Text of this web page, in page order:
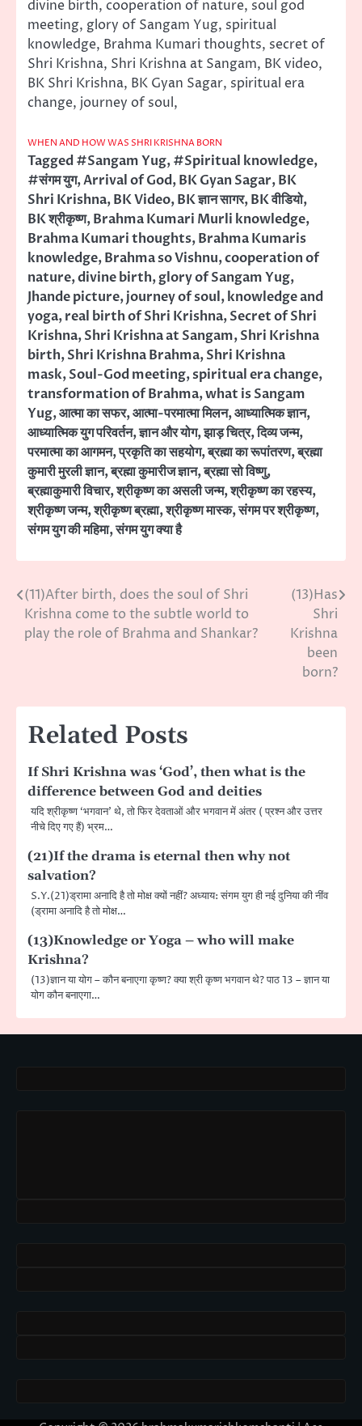
divine birth, cooperation of nature, soul god
meeting, glory of Sangam Yug, spiritual
knowledge, Brahma Kumari thoughts, secret of
Shri Krishna, Shri Krishna at Sangam, BK video,
BK Shri Krishna, BK Gyan Sagar, spiritual era
change, journey of soul,
WHEN AND HOW WAS SHRI KRISHNA BORN
Tagged#Sangam Yug,#Spiritual knowledge,
#संगम युग,Arrival of God,BK Gyan Sagar,BK
Shri Krishna,BK Video,BK ज्ञान सागर,BK वीडियो,
BK श्रीकृष्ण,Brahma Kumari Murli knowledge,
Brahma Kumari thoughts,Brahma Kumaris
knowledge,Brahma so Vishnu,cooperation of
nature,divine birth,glory of Sangam Yug,
Jhande picture,journey of soul,knowledge and
yoga,real birth of Shri Krishna,Secret of Shri
Krishna,Shri Krishna at Sangam,Shri Krishna
birth,Shri Krishna Brahma,Shri Krishna
mask,Soul-God meeting,spiritual era change,
transformation of Brahma,what is Sangam
Yug,आत्मा का सफर,आत्मा-परमात्मा मिलन,आध्यात्मिक ज्ञान,
आध्यात्मिक युग परिवर्तन,ज्ञान और योग,झाड़ चित्र,दिव्य जन्म,
परमात्मा का आगमन,प्रकृति का सहयोग,ब्रह्मा का रूपांतरण,ब्रह्मा
कुमारी मुरली ज्ञान,ब्रह्मा कुमारीज ज्ञान,ब्रह्मा सो विष्णु,
ब्रह्माकुमारी विचार,श्रीकृष्ण का असली जन्म,श्रीकृष्ण का रहस्य,
श्रीकृष्ण जन्म,श्रीकृष्ण ब्रह्मा,श्रीकृष्ण मास्क,संगम पर श्रीकृष्ण,
संगम युग की महिमा,संगम युग क्या है
Post
navigation
(11)After birth, does the soul of Shri
Krishna come to the subtle world to
play the role of Brahma and Shankar?
(13)Has
Shri
Krishna
been
born?
Related Posts
If Shri Krishna was ‘God’, then what is the
difference between God and deities
यदि श्रीकृष्ण ‘भगवान’ थे, तो फिर देवताओं और भगवान में अंतर ( प्रश्न और उत्तर
नीचे दिए गए हैं) भ्रम…
(21)If the drama is eternal then why not
salvation?
S.Y.(21)ड्रामा अनादि है तो मोक्ष क्यों नहीं? अध्याय: संगम युग ही नई दुनिया की नींव
(ड्रामा अनादि है तो मोक्ष…
(13)Knowledge or Yoga – who will make
Krishna?
(13)ज्ञान या योग – कौन बनाएगा कृष्ण? क्या श्री कृष्ण भगवान थे? पाठ 13 – ज्ञान या
योग कौन बनाएगा…